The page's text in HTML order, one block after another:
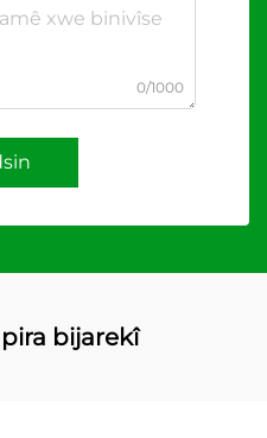
0/1000
bijarekî